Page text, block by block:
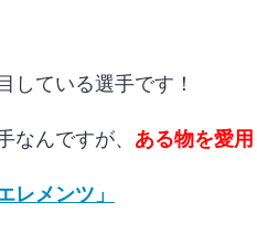
している選手です！
なんですが、 ある物を愛用
レメンツ」